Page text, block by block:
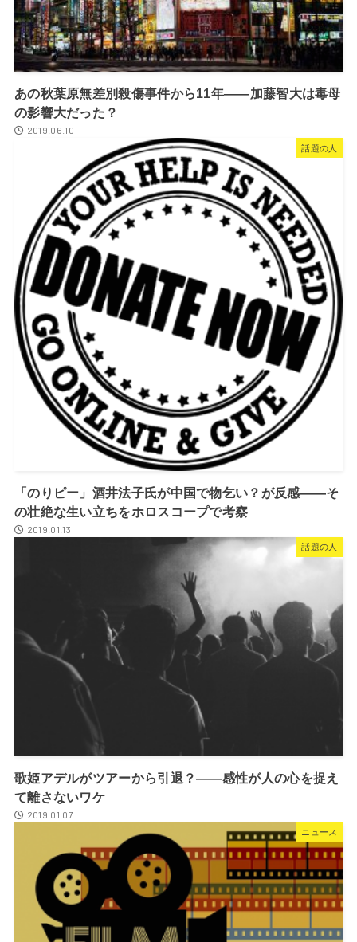
あの秋葉原無差別殺傷事件から11年――加藤智大は毒母
の影響大だった？
2019.06.10
話題の人
「のりピー」酒井法子氏が中国で物乞い？が反感――そ
の壮絶な生い立ちをホロスコープで考察
2019.01.13
話題の人
歌姫アデルがツアーから引退？――感性が人の心を捉え
て離さないワケ
2019.01.07
ニュース